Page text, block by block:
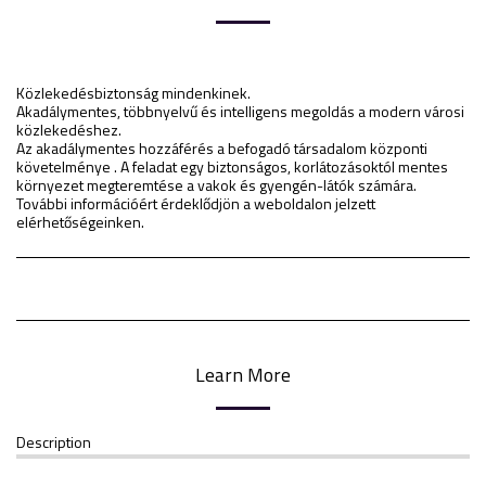
Közlekedésbiztonság mindenkinek.
Akadálymentes, többnyelvű és intelligens megoldás a modern városi
közlekedéshez.
Az akadálymentes hozzáférés a befogadó társadalom központi
követelménye . A feladat egy biztonságos, korlátozásoktól mentes
környezet megteremtése a vakok és gyengén-látók számára.
További információért érdeklődjön a weboldalon jelzett
elérhetőségeinken.
Learn More
Description